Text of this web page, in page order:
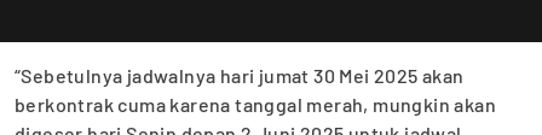
“Sebetulnya jadwalnya hari jumat 30 Mei 2025 akan
berkontrak cuma karena tanggal merah, mungkin akan